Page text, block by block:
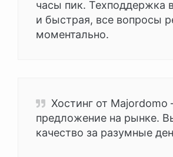
часы пик. Техподдержка
и быстрая, все вопросы
моментально.
Хостинг от Majordomo
предложение на рынке.
качество за разумные